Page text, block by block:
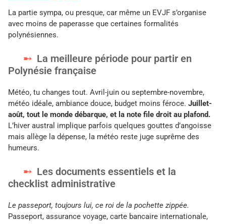
La partie sympa, ou presque, car même un EVJF s’organise
avec moins de paperasse que certaines formalités
polynésiennes.
La meilleure période pour partir en
Polynésie française
Météo, tu changes tout. Avril-juin ou septembre-novembre,
météo idéale, ambiance douce, budget moins féroce. Juillet-
août, tout le monde débarque, et la note file droit au plafond.
L’hiver austral implique parfois quelques gouttes d’angoisse
mais allège la dépense, la météo reste juge suprême des
humeurs.
Les documents essentiels et la
checklist administrative
Le passeport, toujours lui, ce roi de la pochette zippée.
Passeport, assurance voyage, carte bancaire internationale,